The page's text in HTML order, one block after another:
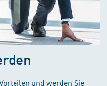
und werden Sie